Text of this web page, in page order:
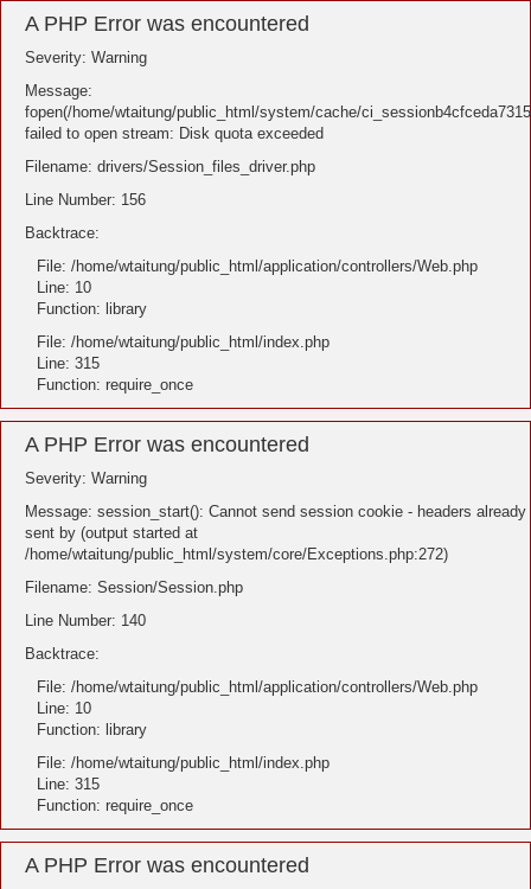
A PHP Error was encountered
Severity: Warning
Message:
fopen(/home/wtaitung/public_html/system/cache/
failed to open stream: Disk quota exceeded
Filename: drivers/Session_files_driver.php
Line Number: 156
Backtrace:
File: /home/wtaitung/public_html/application/controllers/Web.php
Line: 10
Function: library
File: /home/wtaitung/public_html/index.php
Line: 315
Function: require_once
A PHP Error was encountered
Severity: Warning
Message: session_start(): Cannot send session cookie - headers already
sent by (output started at
/home/wtaitung/public_html/system/core/Exceptions.php:272)
Filename: Session/Session.php
Line Number: 140
Backtrace:
File: /home/wtaitung/public_html/application/controllers/Web.php
Line: 10
Function: library
File: /home/wtaitung/public_html/index.php
Line: 315
Function: require_once
A PHP Error was encountered